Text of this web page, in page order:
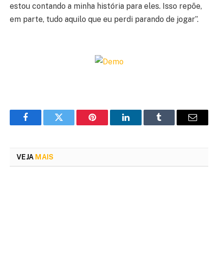
estou contando a minha história para eles. Isso repõe,
em parte, tudo aquilo que eu perdi parando de jogar”.
FacebookTwitter Pinterest LinkedInTumblr Email
VEJA MAIS